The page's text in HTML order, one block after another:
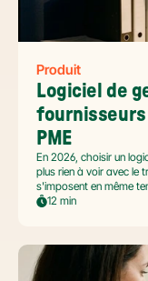
Produit
Logiciel de
PME
En 2026, choisir un
plus rien à voir avec le
s'imposent en même
USD en pleine
de traitement, selon
outils pertinents pour
dans ce paysage en
12 min